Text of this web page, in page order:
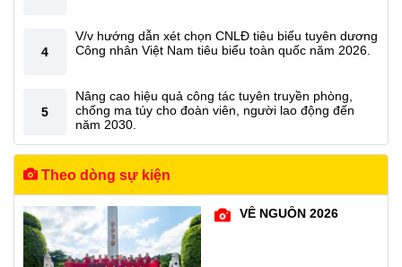
4
V/v hướng dẫn xét chọn CNLĐ tiêu biểu tuyên dương
Công nhân Việt Nam tiêu biểu toàn quốc năm 2026.
5
Nâng cao hiệu quả công tác tuyên truyền phòng,
chống ma túy cho đoàn viên, người lao động đến
năm 2030.
Theo dòng sự kiện
VỀ NGUỒN 2026